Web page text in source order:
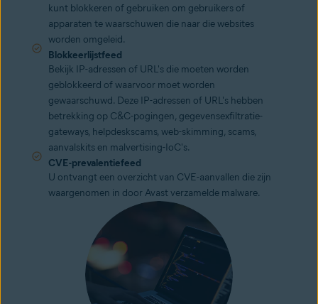
kunt blokkeren of gebruiken om gebruikers of
apparaten te waarschuwen die naar die websites
worden omgeleid.
Blokkeerlijstfeed
Bekijk IP-adressen of URL's die moeten worden
geblokkeerd of waarvoor moet worden
gewaarschuwd. Deze IP-adressen of URL's hebben
betrekking op C&C-pogingen, gegevensexfiltratie-
gateways, helpdeskscams, web-skimming, scams,
aanvalskits en malvertising-IoC's.
CVE-prevalentiefeed
U ontvangt een overzicht van CVE-aanvallen die zijn
waargenomen in door Avast verzamelde malware.